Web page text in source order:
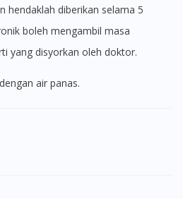
boleh mengambil masa
yang disyorkan oleh doktor.
air panas.